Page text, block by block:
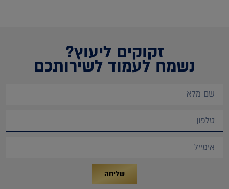
זקוקים ליעוץ?
נשמח לעמוד לשירותכם
שליחה